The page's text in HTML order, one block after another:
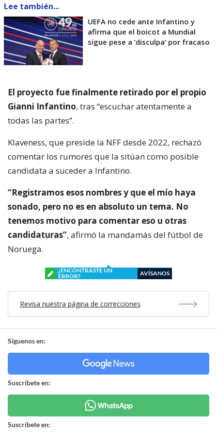
Lee también...
UEFA no cede ante Infantino y
afirma que el boicot a Mundial
sigue pese a ’disculpa’ por fracaso
El proyecto fue finalmente retirado por el propio
Gianni Infantino, tras “escuchar atentamente a
todas las partes”.
Klaveness, que preside la NFF desde 2022, rechazó
comentar los rumores que la sitúan como posible
candidata a suceder a Infantino.
“Registramos esos nombres y que el mío haya
sonado, pero no es en absoluto un tema. No
tenemos motivo para comentar eso u otras
candidaturas”, afirmó la mandamás del fútbol de
Noruega.
¿ENCONTRASTE UN
ERROR?
AVÍSANOS
Revisa nuestra página de correcciones
Síguenos en:
Suscríbete en:
Suscríbete en: